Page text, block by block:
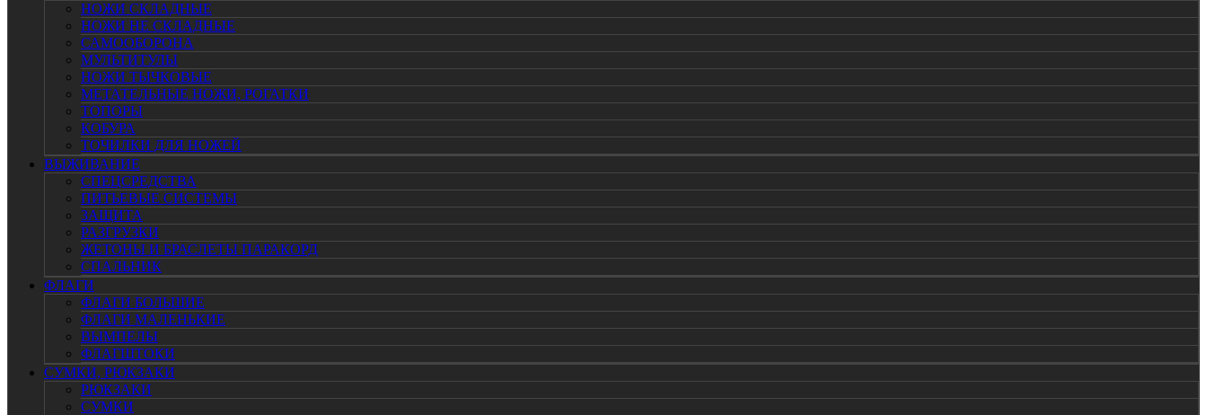
НОЖИ СКЛАДНЫЕ
НОЖИ НЕ СКЛАДНЫЕ
САМООБОРОНА
МУЛЬТИТУЛЫ
НОЖИ ТЫЧКОВЫЕ
МЕТАТЕЛЬНЫЕ НОЖИ, РОГАТКИ
ТОПОРЫ
КОБУРА
ТОЧИЛКИ ДЛЯ НОЖЕЙ
ВЫЖИВАНИЕ
СПЕЦСРЕДСТВА
ПИТЬЕВЫЕ СИСТЕМЫ
ЗАЩИТА
РАЗГРУЗКИ
ЖЕТОНЫ И БРАСЛЕТЫ ПАРАКОРД
СПАЛЬНИК
ФЛАГИ
ФЛАГИ БОЛЬШИЕ
ФЛАГИ МАЛЕНЬКИЕ
ВЫМПЕЛЫ
ФЛАГШТОКИ
СУМКИ, РЮКЗАКИ
РЮКЗАКИ
СУМКИ